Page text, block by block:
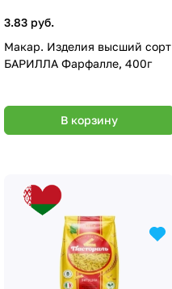
3.83 руб.
Макар. Изделия высший сорт
БАРИЛЛА Фарфалле, 400г
В корзину